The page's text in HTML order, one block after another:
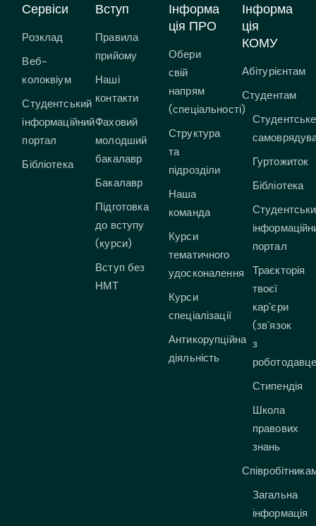
Сервіси
Розклад
Веб-
колоквіум
Студентський
інформаційний
портал
Бібліотека
Вступ
Правила
прийому
Наші
контакти
Фаховий
молодший
бакалавр
Бакалавр
Підготовка
до вступу
(курси)
Вступ без
НМТ
Інформа
ція ПРО
Обери
свій
напрям
(спеціальності)
Структура
та
підрозділи
Наша
команда
Курси
тематичного
удосконалення
Курси
спеціалізації
Антикорупційна
діяльність
Інформа
ція
КОМУ
Абітурієнтам
Студентам
Студентське
Гуртожиток
Бібліотека
портал
Траєкторія
твоєї
кар`єри
(зв`язок
з
Стипендія
Школа
правових
знань
Загальна
інформація